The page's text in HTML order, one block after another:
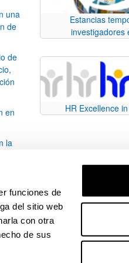
funciones de
del sitio web
con otra
de sus
una
de
de
en
la
desplazarse.
Estancias
investigadores
HR Excellence